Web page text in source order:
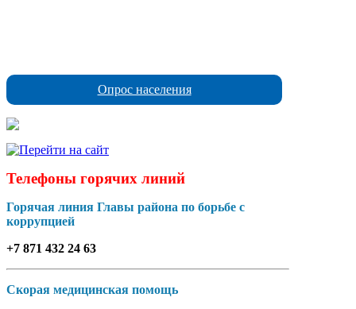
Опрос населения
Телефоны горячих линий
Горячая линия Главы района по борьбе с
коррупцией
+7 871 432 24 63
Скорая медицинская помощь